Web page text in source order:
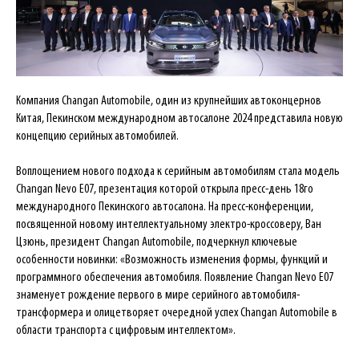
Компания Changan Automobile, один из крупнейших автоконцернов
Китая, Пекинском международном автосалоне 2024 представила новую
концепцию серийных автомобилей.
Воплощением нового подхода к серийным автомобилям стала модель
Changan Nevo E07, презентация которой открыла пресс-день 18го
международного Пекинского автосалона. На пресс-конференции,
посвященной новому интеллектуальному электро-кроссоверу, Ван
Цзюнь, президент Changan Automobile, подчеркнул ключевые
особенности новинки: «Возможность изменения формы, функций и
программного обеспечения автомобиля. Появление Changan Nevo E07
знаменует рождение первого в мире серийного автомобиля-
трансформера и олицетворяет очередной успех Changan Automobile в
области транспорта с цифровым интеллектом».